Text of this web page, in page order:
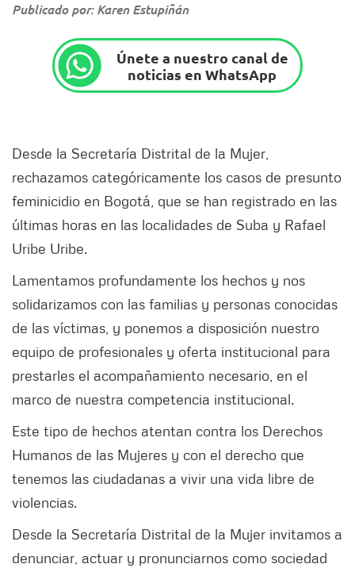
Publicado por: Karen Estupiñán
Únete a nuestro canal de
noticias en WhatsApp
Desde la Secretaría Distrital de la Mujer,
rechazamos categóricamente los casos de presunto
feminicidio en Bogotá, que se han registrado en las
últimas horas en las localidades de Suba y Rafael
Uribe Uribe.
Lamentamos profundamente los hechos y nos
solidarizamos con las familias y personas conocidas
de las víctimas, y ponemos a disposición nuestro
equipo de profesionales y oferta institucional para
prestarles el acompañamiento necesario, en el
marco de nuestra competencia institucional.
Este tipo de hechos atentan contra los Derechos
Humanos de las Mujeres y con el derecho que
tenemos las ciudadanas a vivir una vida libre de
violencias.
Desde la Secretaría Distrital de la Mujer invitamos a
denunciar, actuar y pronunciarnos como sociedad